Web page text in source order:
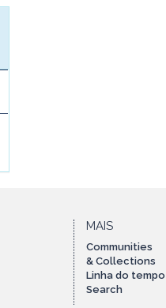
MAIS
Communities
& Collections
Linha do tempo
Search